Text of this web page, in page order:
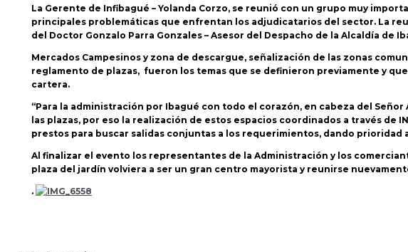
La Gerente de Infibagué – Yolanda Corzo, se reunió con un grupo muy
principales problemáticas que enfrentan los adjudicatarios del sector. La
del Doctor Gonzalo Parra Gonzales – Asesor del Despacho de la Alcaldía
Mercados Campesinos y zona de descargue, señalización de las zonas
reglamento de plazas, fueron los temas que se definieron previamente y
cartera.
“Para la administración por Ibagué con todo el corazón, en cabeza del
las plazas, por eso la realización de estos espacios coordinados a través de
prestos para buscar salidas conjuntas a los requerimientos, dando prioridad
Al finalizar el evento los representantes de la Administración y los
plaza del jardín volviera a ser un gran centro mayorista y reunirse
.